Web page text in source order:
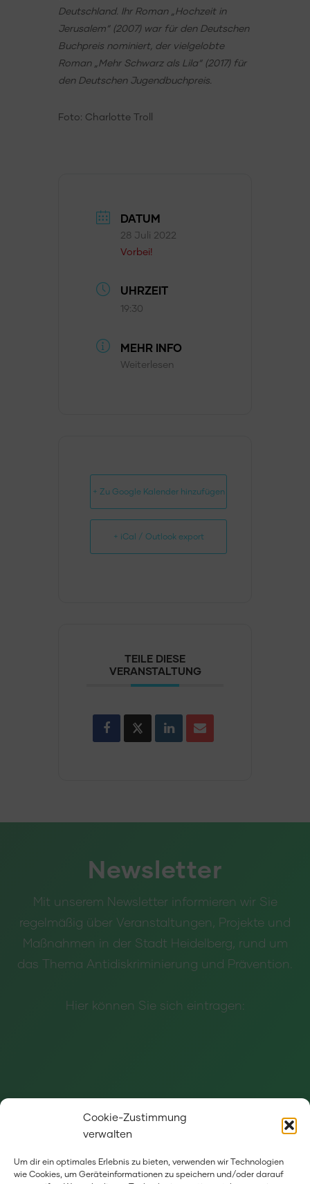
Cookie-Zustimmung
verwalten
Um dir ein optimales Erlebnis zu bieten, verwenden wir Technologien
wie Cookies, um Geräteinformationen zu speichern und/oder darauf
Deutschland. Ihr Roman „Hochzeit in
Jerusalem“ (2007) war für den Deutschen
Buchpreis nominiert, der vielgelobte
Roman „Mehr Schwarz als Lila“ (2017) für
den Deutschen Jugendbuchpreis.
Foto: Charlotte Troll
DATUM
28 Juli 2022
Vorbei!
UHRZEIT
19:30
MEHR INFO
Weiterlesen
+ Zu Google Kalender hinzufügen
+ iCal / Outlook export
TEILE DIESE
VERANSTALTUNG
Newsletter
Mit unserem Newsletter informieren wir Sie
regelmäßig über Veranstaltungen, Projekte und
Maßnahmen in der Stadt Heidelberg, rund um
das Thema Antidiskriminierung und Prävention.
Hier können Sie sich eintragen: